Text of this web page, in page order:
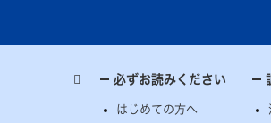
必ずお読みください
はじめての方へ